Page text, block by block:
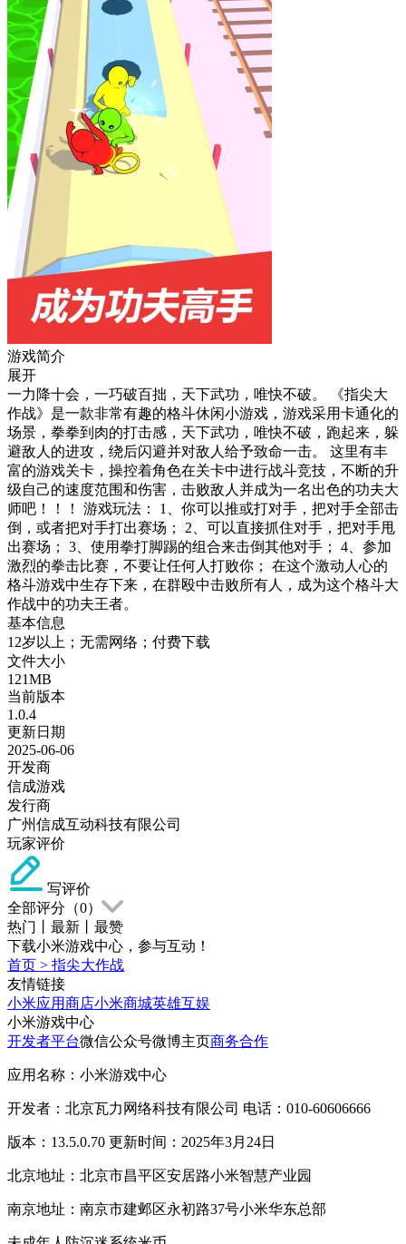
游戏简介
展开
一力降十会，一巧破百拙，天下武功，唯快不破。 《指尖大
作战》是一款非常有趣的格斗休闲小游戏，游戏采用卡通化的
场景，拳拳到肉的打击感，天下武功，唯快不破，跑起来，躲
避敌人的进攻，绕后闪避并对敌人给予致命一击。 这里有丰
富的游戏关卡，操控着角色在关卡中进行战斗竞技，不断的升
级自己的速度范围和伤害，击败敌人并成为一名出色的功夫大
师吧！！！ 游戏玩法： 1、你可以推或打对手，把对手全部击
倒，或者把对手打出赛场； 2、可以直接抓住对手，把对手甩
出赛场； 3、使用拳打脚踢的组合来击倒其他对手； 4、参加
激烈的拳击比赛，不要让任何人打败你； 在这个激动人心的
格斗游戏中生存下来，在群殴中击败所有人，成为这个格斗大
作战中的功夫王者。
基本信息
12岁以上；无需网络；付费下载
文件大小
121MB
当前版本
1.0.4
更新日期
2025-06-06
开发商
信成游戏
发行商
广州信成互动科技有限公司
玩家评价
写评价
全部评分（0）
热门
最新
最赞
下载小米游戏中心，参与互动！
首页 > 指尖大作战
友情链接
小米应用商店小米商城英雄互娱
小米游戏中心
开发者平台微信公众号微博主页商务合作
应用名称：小米游戏中心
开发者：北京瓦力网络科技有限公司 电话：010-60606666
版本：13.5.0.70 更新时间：2025年3月24日
北京地址：北京市昌平区安居路小米智慧产业园
南京地址：南京市建邺区永初路37号小米华东总部